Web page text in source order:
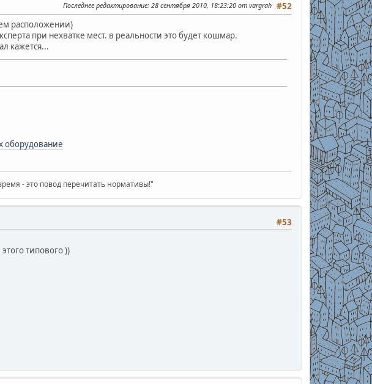
#52
Последнее редактирование: 28 сентября 2010, 18:23:20 от vargrah
расположении)
при нехватке мест. в реальности это будет кошмар.
кажется...
оборудование
- это повод перечитать нормативы!"
#53
типового ))